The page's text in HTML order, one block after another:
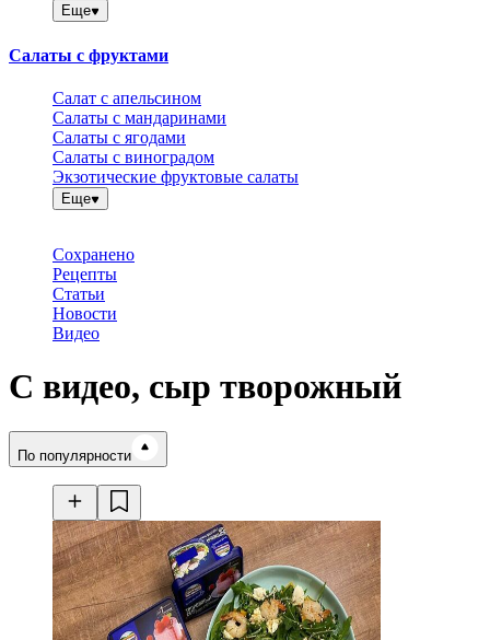
Еще
Салаты с фруктами
Салат с апельсином
Салаты с мандаринами
Салаты с ягодами
Салаты с виноградом
Экзотические фруктовые салаты
Еще
Сохранено
Рецепты
Статьи
Новости
Видео
С видео, сыр творожный
Время готовки
По популярности